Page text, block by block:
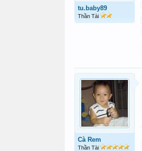
tu.baby89
Thần Tài
Cà Rem
Thần Tài